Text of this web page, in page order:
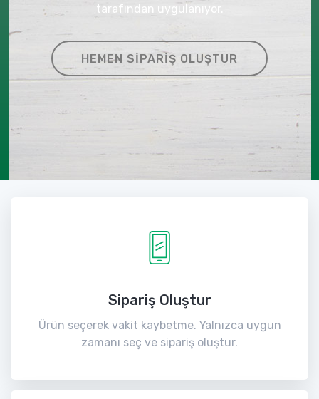
tarafından uygulanıyor.
HEMEN SIPARIŞ OLUŞTUR
Sipariş Oluştur
Ürün seçerek vakit kaybetme. Yalnızca uygun
zamanı seç ve sipariş oluştur.